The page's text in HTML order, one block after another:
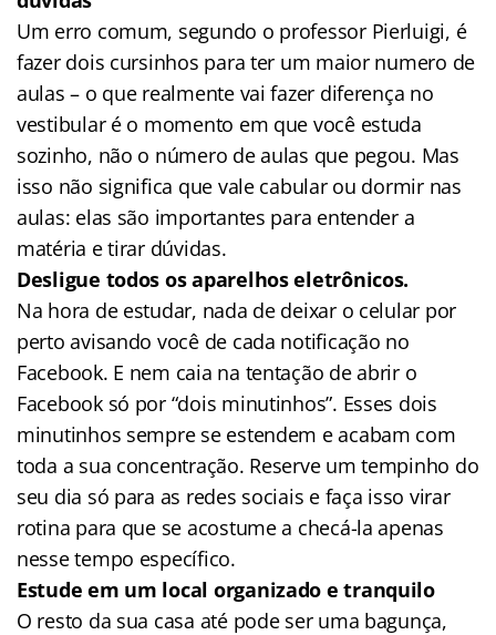
Um erro comum, segundo o professor Pierluigi, é
fazer dois cursinhos para ter um maior numero de
aulas – o que realmente vai fazer diferença no
vestibular é o momento em que você estuda
sozinho, não o número de aulas que pegou. Mas
isso não significa que vale cabular ou dormir nas
aulas: elas são importantes para entender a
matéria e tirar dúvidas.
Desligue todos os aparelhos eletrônicos.
Na hora de estudar, nada de deixar o celular por
perto avisando você de cada notificação no
Facebook. E nem caia na tentação de abrir o
Facebook só por “dois minutinhos”. Esses dois
minutinhos sempre se estendem e acabam com
toda a sua concentração. Reserve um tempinho do
seu dia só para as redes sociais e faça isso virar
rotina para que se acostume a checá-la apenas
nesse tempo específico.
Estude em um local organizado e tranquilo
O resto da sua casa até pode ser uma bagunça,